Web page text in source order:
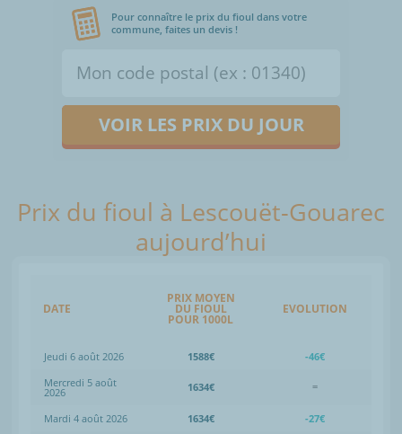
Pour connaître le prix du fioul dans votre
commune, faites un devis !
VOIR LES PRIX DU JOUR
Prix du fioul à Lescouët-Gouarec
aujourd’hui
DATE
PRIX MOYEN
DU FIOUL
POUR 1000L
EVOLUTION
Jeudi 6 août 2026 1588€
-46€
Mercredi 5 août
2026 1634€ =
Mardi 4 août 2026 1634€
-27€